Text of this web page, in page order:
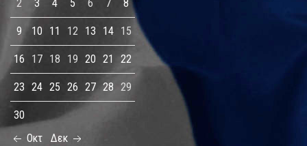
2 3 4 5 6 7 8
9 10 11 12 13 14 15
16 17 18 19 20 21 22
23 24 25 26 27 28 29
30
Οκτ
Δεκ